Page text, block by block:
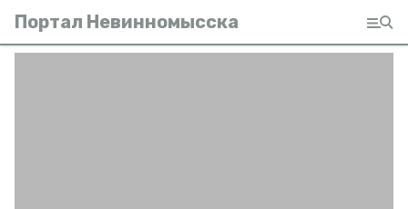
Портал Невинномысска